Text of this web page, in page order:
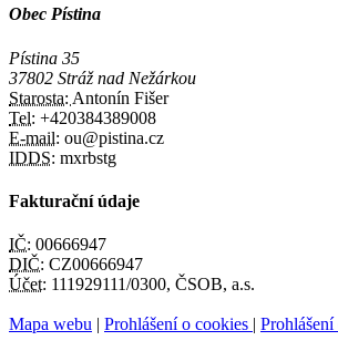
Obec Pístina
Pístina 35
37802 Stráž nad Nežárkou
Starosta: Antonín Fišer
Tel: +420384389008
E-mail: ou@pistina.cz
IDDS: mxrbstg
Fakturační údaje
IČ: 00666947
DIČ: CZ00666947
Účet: 111929111/0300, ČSOB, a.s.
Mapa webu | Prohlášení o cookies |